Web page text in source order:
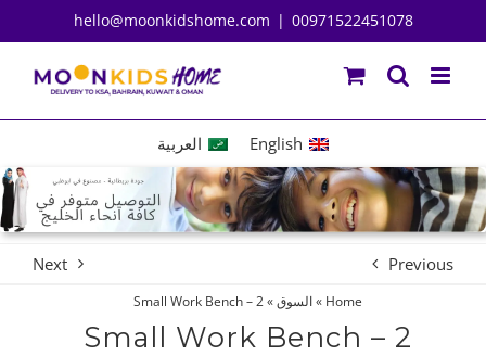
to
content
00971522451078
|
hello@moonkidshome.com
English العربية
Previous
Next
Home
»السوق»
Small Work Bench – 2
Small Work Bench – 2